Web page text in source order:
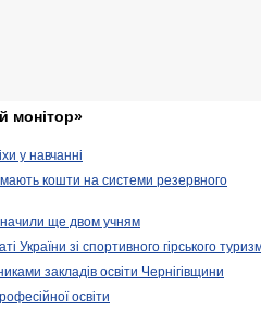
монітор»
у навчанні
кошти на системи резервного
ще двом учням
України зі спортивного гірського
закладів освіти Чернігівщини
освіти